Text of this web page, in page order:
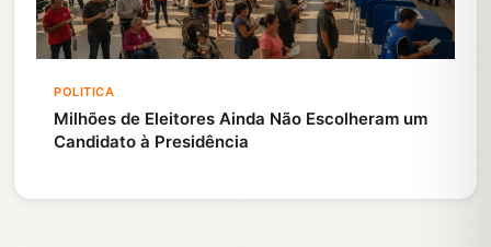
POLITICA
Milhões de Eleitores Ainda Não Escolheram um
Candidato à Presidência